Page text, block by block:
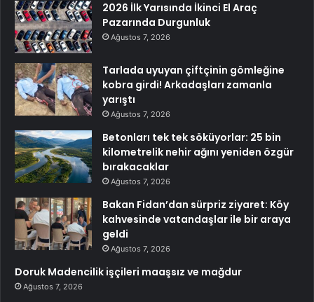
2026 İlk Yarısında İkinci El Araç
Pazarında Durgunluk
Ağustos 7, 2026
Tarlada uyuyan çiftçinin gömleğine
kobra girdi! Arkadaşları zamanla
yarıştı
Ağustos 7, 2026
Betonları tek tek söküyorlar: 25 bin
kilometrelik nehir ağını yeniden özgür
bırakacaklar
Ağustos 7, 2026
Bakan Fidan’dan sürpriz ziyaret: Köy
kahvesinde vatandaşlar ile bir araya
geldi
Ağustos 7, 2026
Doruk Madencilik işçileri maaşsız ve mağdur
Ağustos 7, 2026